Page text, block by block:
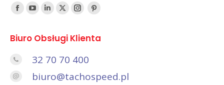
Find us on:
FacebookYouTube
LinkedTwitterInstagramPinterest
Biuro Obsługi Klienta
32 70 70 400
biuro@tachospeed.pl